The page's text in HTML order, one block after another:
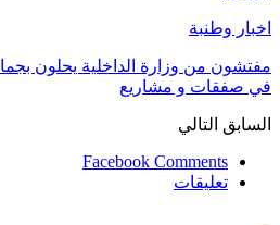
اخبار وطنبة
مفتشون من وزارة الداخلية يحلون
في صفقات و مشاريع
السابق التالي
Facebook Comments
تعليقات